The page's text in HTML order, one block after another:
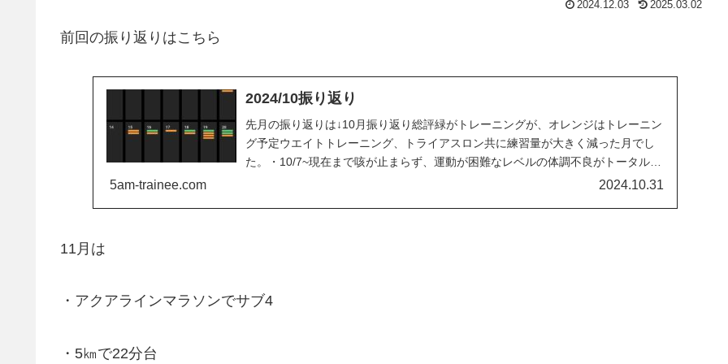
2024.12.03 2025.03.02
前回の振り返りはこちら
2024/10振り返り
先月の振り返りは↓10月振り返り総評緑がトレーニングが、オレンジはトレーニン
グ予定ウエイトトレーニング、トライアスロン共に練習量が大きく減った月でし
た。・10/7~現在まで咳が止まらず、運動が困難なレベルの体調不良がトータル2
5am-trainee.com 2024.10.31
11月は
・アクアラインマラソンでサブ4
・5㎞で22分台